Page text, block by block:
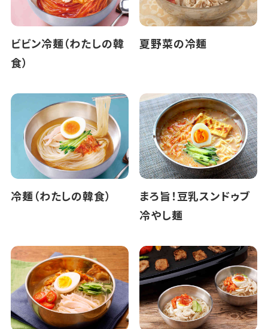
ビビン冷麺（わたしの韓
食）
夏野菜の冷麺
冷麺（わたしの韓食）
まろ旨！豆乳スンドゥブ
冷やし麺